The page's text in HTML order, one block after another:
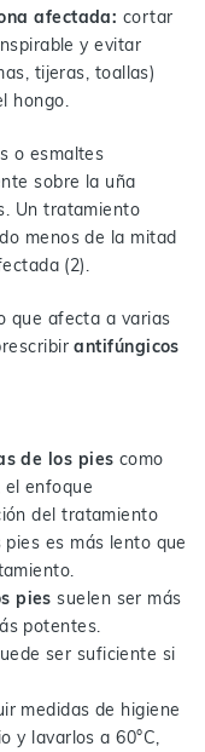
afectada: cortar
y evitar
tijeras, toallas)
hongo.
o esmaltes
sobre la uña
Un tratamiento
menos de la mitad
(2).
que afecta a varias
antifúngicos
de los pies como
el enfoque
del tratamiento
es más lento que
pies suelen ser más
potentes.
ser suficiente si
medidas de higiene
y lavarlos a 60°C,